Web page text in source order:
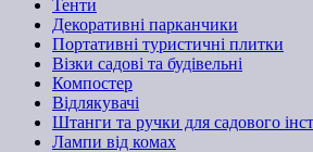
Тенти
Декоративні парканчики
Портативні туристичні плитки
Візки садові та будівельні
Компостер
Відлякувачі
Штанги та ручки для садового
Лампи від комах